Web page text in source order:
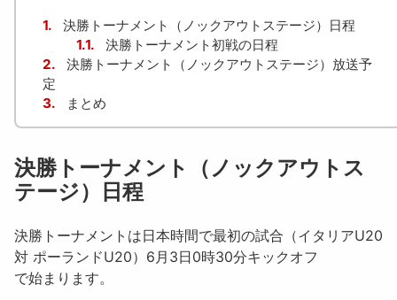
1.
決勝トーナメント（ノックアウトステージ）日程
1.1.
決勝トーナメント初戦の日程
2.
決勝トーナメント（ノックアウトステージ）放送予
定
3.
まとめ
決勝トーナメント（ノックアウトス
テージ）日程
決勝トーナメントは日本時間で最初の試合（イタリアU20
対 ポーランドU20）6月3日0時30分キックオフ
で始まります。